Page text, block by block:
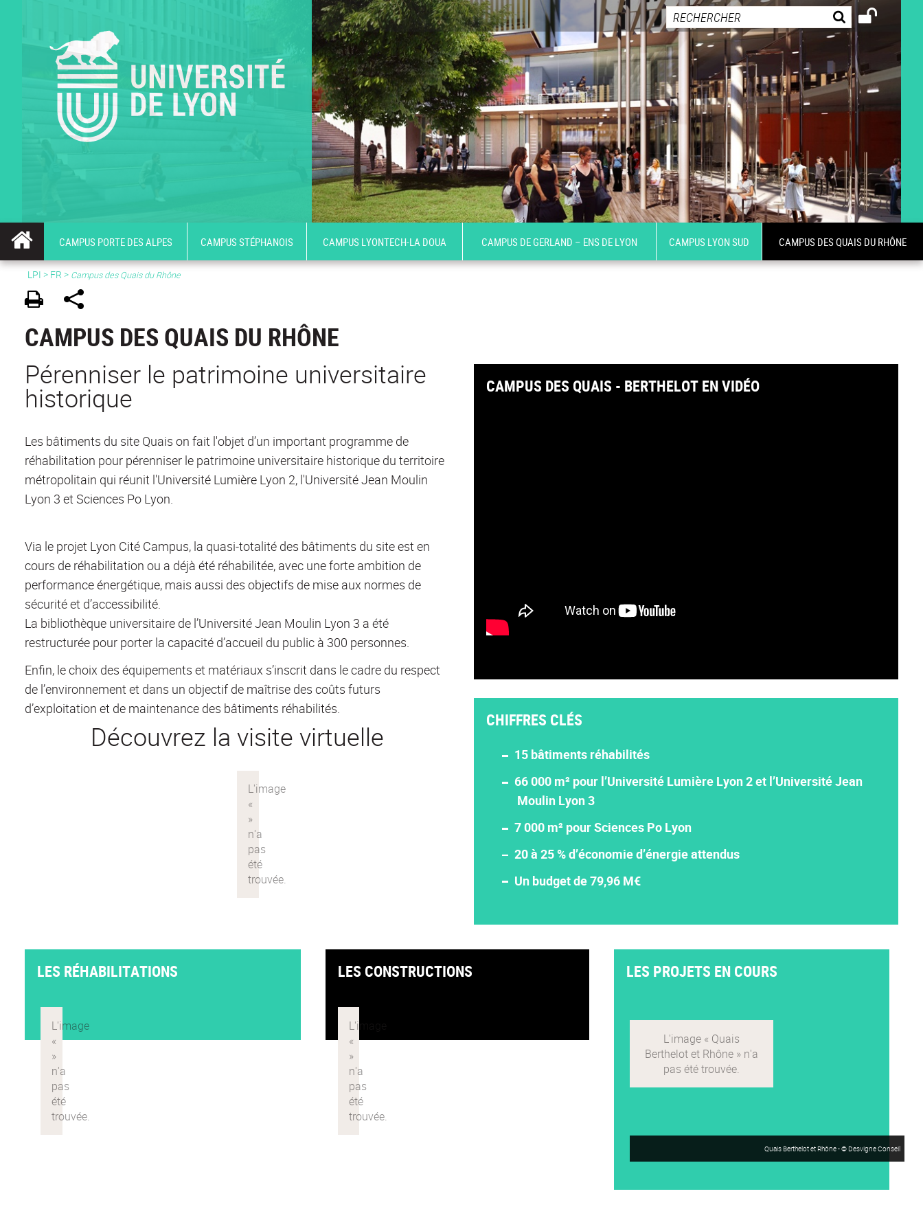
CAMPUS PORTE DES ALPES CAMPUS STÉPHANOIS CAMPUS LYONTECH-LA DOUA CAMPUS DE GERLAND – ENS DE LYON CAMPUS LYON SUD CAMPUS DES QUAIS DU RHÔNE
LPI > FR > Campus des Quais du Rhône
CAMPUS DES QUAIS DU RHÔNE
Pérenniser le patrimoine universitaire
historique
Les bâtiments du site Quais on fait l'objet d’un important programme de
réhabilitation pour pérenniser le patrimoine universitaire historique du territoire
métropolitain qui réunit l'Université Lumière Lyon 2, l'Université Jean Moulin
Lyon 3 et Sciences Po Lyon.
Via le projet Lyon Cité Campus, la quasi-totalité des bâtiments du site est en
cours de réhabilitation ou a déjà été réhabilitée, avec une forte ambition de
performance énergétique, mais aussi des objectifs de mise aux normes de
sécurité et d’accessibilité.
La bibliothèque universitaire de l’Université Jean Moulin Lyon 3 a été
restructurée pour porter la capacité d’accueil du public à 300 personnes.
Enfin, le choix des équipements et matériaux s’inscrit dans le cadre du respect
de l’environnement et dans un objectif de maîtrise des coûts futurs
d’exploitation et de maintenance des bâtiments réhabilités.
Découvrez la visite virtuelle
CAMPUS DES QUAIS - BERTHELOT EN VIDÉO
CHIFFRES CLÉS
15 bâtiments réhabilités
66 000 m² pour l’Université Lumière Lyon 2 et l’Université Jean
Moulin Lyon 3
7 000 m² pour Sciences Po Lyon
20 à 25 % d’économie d’énergie attendus
Un budget de 79,96 M€
LES RÉHABILITATIONS LES CONSTRUCTIONS LES PROJETS EN COURS
Quais Berthelot et Rhône - © Desvigne Conseil